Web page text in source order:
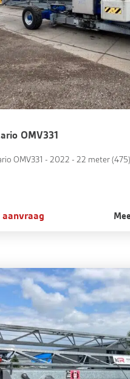
OMV331
OMV331 - 2022 - 22 meter (475)
aanvraag